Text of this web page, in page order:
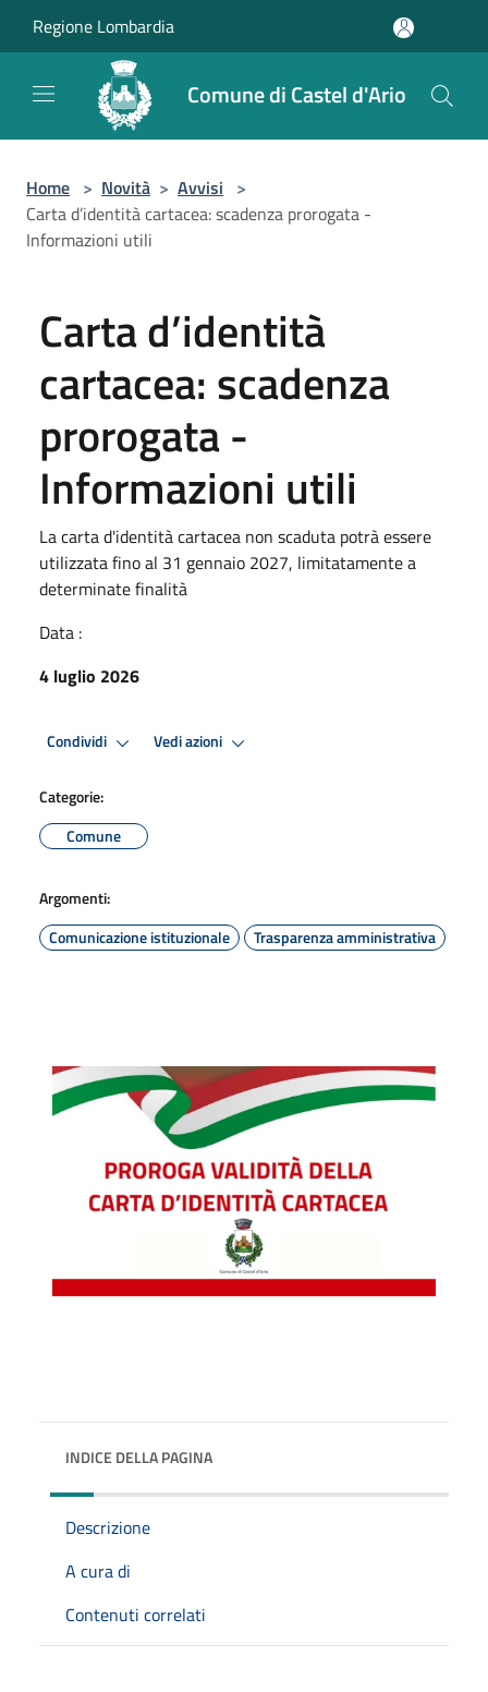
Regione Lombardia
Comune di Castel d'Ario
Home > Novità > Avvisi >
Carta d’identità cartacea: scadenza prorogata -
Informazioni utili
Carta d’identità
cartacea: scadenza
prorogata -
Informazioni utili
La carta d'identità cartacea non scaduta potrà essere
utilizzata fino al 31 gennaio 2027, limitatamente a
determinate finalità
Data :
4 luglio 2026
Condividi Vedi azioni
Categorie:
Comune
Argomenti:
Comunicazione istituzionale
Trasparenza amministrativa
INDICE DELLA PAGINA
Descrizione
A cura di
Contenuti correlati